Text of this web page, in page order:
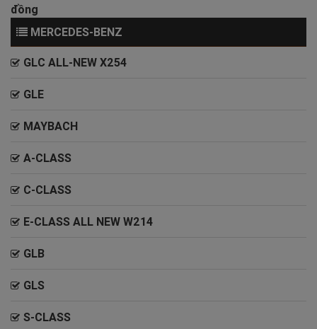
đồng
MERCEDES-BENZ
GLC ALL-NEW X254
GLE
MAYBACH
A-CLASS
C-CLASS
E-CLASS ALL NEW W214
GLB
GLS
S-CLASS